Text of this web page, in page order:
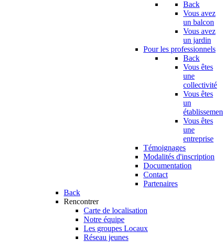
Back
Vous avez
un balcon
Vous avez
un jardin
Pour les professionnels
Back
Vous êtes
une
collectivité
Vous êtes
un
Vous êtes
une
entreprise
Témoignages
Modalités d'inscription
Documentation
Contact
Partenaires
Back
Rencontrer
Carte de localisation
Notre équipe
Les groupes Locaux
Réseau jeunes